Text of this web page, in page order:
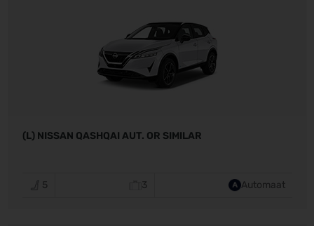
(L) NISSAN QASHQAI AUT. OR SIMILAR
5 3 Automaat